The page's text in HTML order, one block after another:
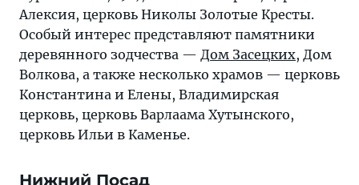
Алексия, церковь Николы Золотые Кресты.
Особый интерес представляют памятники
деревянного зодчества — Дом Засецких, Дом
Волкова, а также несколько храмов — церковь
Константина и Елены, Владимирская
церковь, церковь Варлаама Хутынского,
церковь Ильи в Каменье.
Нижний Посад